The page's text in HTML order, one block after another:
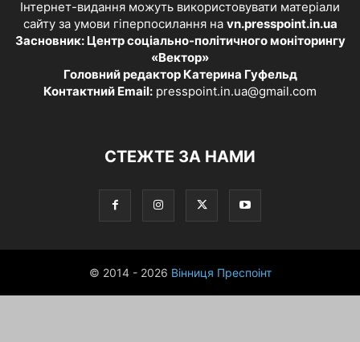
Інтернет-видання можуть використовувати матеріали
сайту за умови гіперпосилання на vn.presspoint.in.ua
Засновник: Центр соціально-політичного моніторингу
«Вектор»
Головний редактор Катерина Гуфельд
Контактний Email: presspoint.in.ua@gmail.com
СТЕЖТЕ ЗА НАМИ
© 2014 - 2026 Вінниця Преспоінт